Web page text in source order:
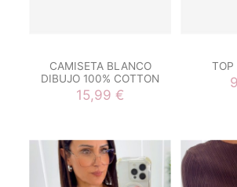
CAMISETA BLANCO
DIBUJO 100% COTTON
15,99 €